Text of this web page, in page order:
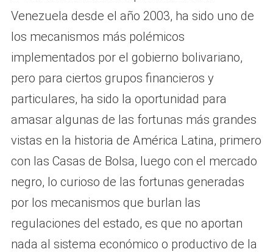
Venezuela desde el año 2003, ha sido uno de
los mecanismos más polémicos
implementados por el gobierno bolivariano,
pero para ciertos grupos financieros y
particulares, ha sido la oportunidad para
amasar algunas de las fortunas más grandes
vistas en la historia de América Latina, primero
con las Casas de Bolsa, luego con el mercado
negro, lo curioso de las fortunas generadas
por los mecanismos que burlan las
regulaciones del estado, es que no aportan
nada al sistema económico o productivo de la